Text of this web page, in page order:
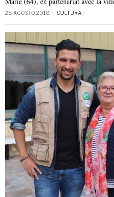
28 AGOSTO, 2018 CULTURA